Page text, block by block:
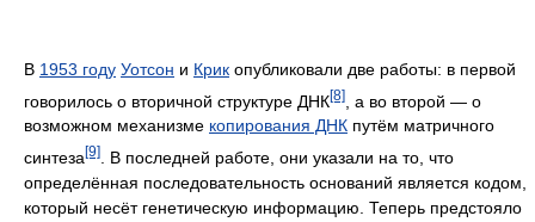
В 1953 году Уотсон и Крик опубликовали две работы: в первой
говорилось о вторичной структуре ДНК[8]
, а во второй — о
возможном механизме копирования ДНК путём матричного
синтеза [9]
. В последней работе, они указали на то, что
определённая последовательность оснований является кодом,
который несёт генетическую информацию. Теперь предстояло